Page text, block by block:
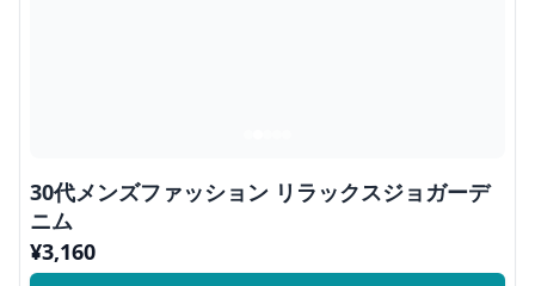
30代メンズファッション リラックスジョガーデ
ニム
¥3,160